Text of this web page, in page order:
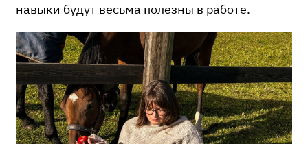
навыки будут весьма полезны в работе.